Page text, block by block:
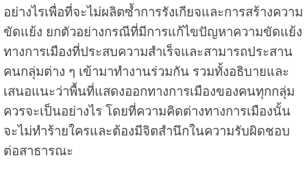
อย่างไรเพื่อที่จะไม่ผลิตซ้ำการรังเกียจและการสร้างความ
ขัดแย้ง ยกตัวอย่างกรณีที่มีการแก้ไขปัญหาความขัดแย้ง
ทางการเมืองที่ประสบความสำเร็จและสามารถประสาน
คนกลุ่มต่าง ๆ เข้ามาทำงานร่วมกัน รวมทั้งอธิบายและ
เสนอแนะว่าพื้นที่แสดงออกทางการเมืองของคนทุกกลุ่ม
ควรจะเป็นอย่างไร โดยที่ความคิดต่างทางการเมืองนั้น
จะไม่ทำร้ายใครและต้องมีจิตสำนึกในความรับผิดชอบ
ต่อสาธารณะ